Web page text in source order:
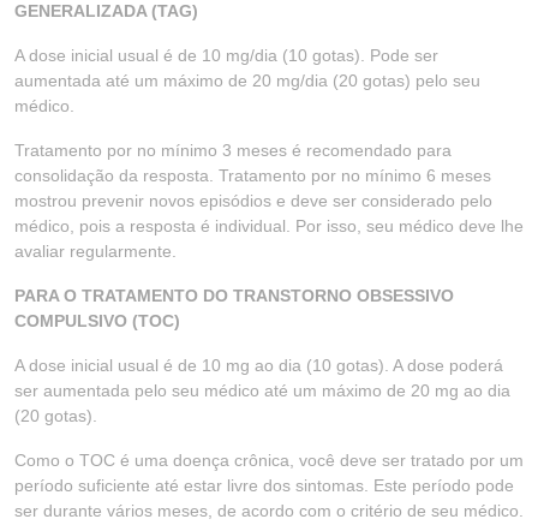
GENERALIZADA (TAG)
A dose inicial usual é de 10 mg/dia (10 gotas). Pode ser
aumentada até um máximo de 20 mg/dia (20 gotas) pelo seu
médico.
Tratamento por no mínimo 3 meses é recomendado para
consolidação da resposta. Tratamento por no mínimo 6 meses
mostrou prevenir novos episódios e deve ser considerado pelo
médico, pois a resposta é individual. Por isso, seu médico deve lhe
avaliar regularmente.
PARA O TRATAMENTO DO TRANSTORNO OBSESSIVO
COMPULSIVO (TOC)
A dose inicial usual é de 10 mg ao dia (10 gotas). A dose poderá
ser aumentada pelo seu médico até um máximo de 20 mg ao dia
(20 gotas).
Como o TOC é uma doença crônica, você deve ser tratado por um
período suficiente até estar livre dos sintomas. Este período pode
ser durante vários meses, de acordo com o critério de seu médico.